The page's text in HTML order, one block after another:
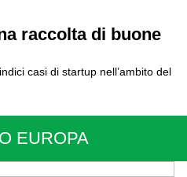
raccolta di buone
casi di startup nell’ambito del
EUROPA